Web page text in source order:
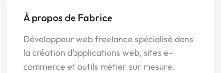
À propos de Fabrice
Développeur web freelance spécialisé dans
la création d’applications web, sites e-
commerce et outils métier sur mesure.